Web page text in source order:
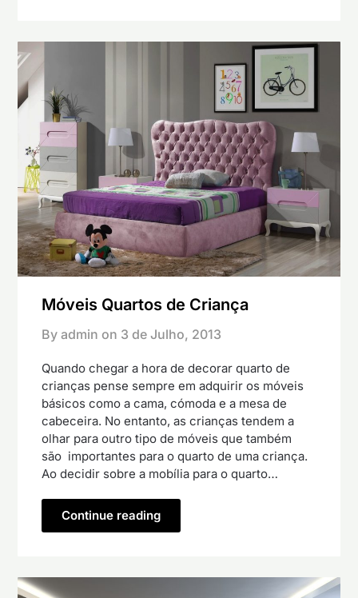
Móveis Quartos de Criança
By admin on 3 de Julho, 2013
Quando chegar a hora de decorar quarto de
crianças pense sempre em adquirir os móveis
básicos como a cama, cómoda e a mesa de
cabeceira. No entanto, as crianças tendem a
olhar para outro tipo de móveis que também
são importantes para o quarto de uma criança.
Ao decidir sobre a mobília para o quarto…
Continue reading